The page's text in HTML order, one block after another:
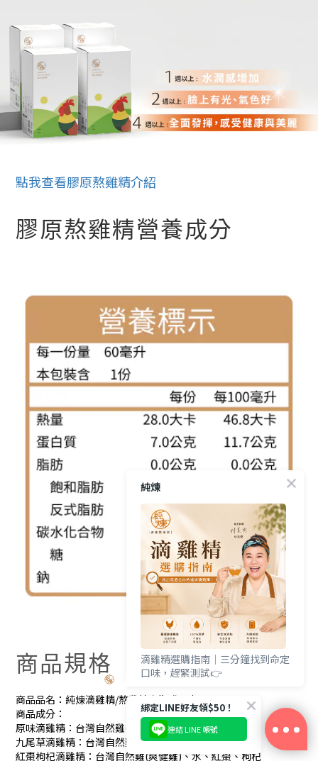
點我查看膠原熬雞精介紹
膠原熬雞精營養成分
商品規格
商品品名：純煉滴雞精/熬雞精定期購30包
商品成分：
原味滴雞精：台灣自然雞(爽健雞)
九尾草滴雞精：台灣自然雞(爽健雞)、水、九尾草
紅棗枸杞滴雞精：台灣自然雞(爽健雞)、水、紅棗、枸杞
立即購買
純煉
滴雞精選購指南｜三分鐘找到命定
口味，趕緊測試👉
綁定LINE好友領$50！
連結 LINE 帳號